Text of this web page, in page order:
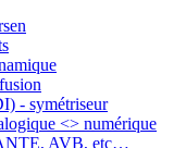
- symétriseur
<> numérique
AVB, etc…